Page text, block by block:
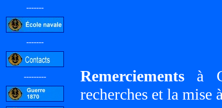
-------
-------
--------- Remerciements à
recherches et la mise